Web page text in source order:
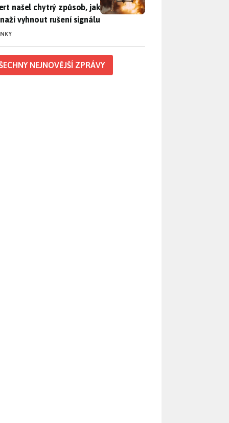
našel chytrý způsob, jak
vyhnout rušení signálu
NEJNOVĚJŠÍ ZPRÁVY